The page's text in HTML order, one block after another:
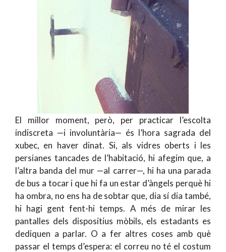
El millor moment, però, per practicar l’escolta
indiscreta —i involuntària— és l’hora sagrada del
xubec, en haver dinat. Si, als vidres oberts i les
persianes tancades de l’habitació, hi afegim que, a
l’altra banda del mur —al carrer—, hi ha una parada
de bus a tocar i que hi fa un estar d’àngels perquè hi
ha ombra, no ens ha de sobtar que, dia sí dia també,
hi hagi gent fent-hi temps. A més de mirar les
pantalles dels dispositius mòbils, els estadants es
dediquen a parlar. O a fer altres coses amb què
passar el temps d’espera: el correu no té el costum